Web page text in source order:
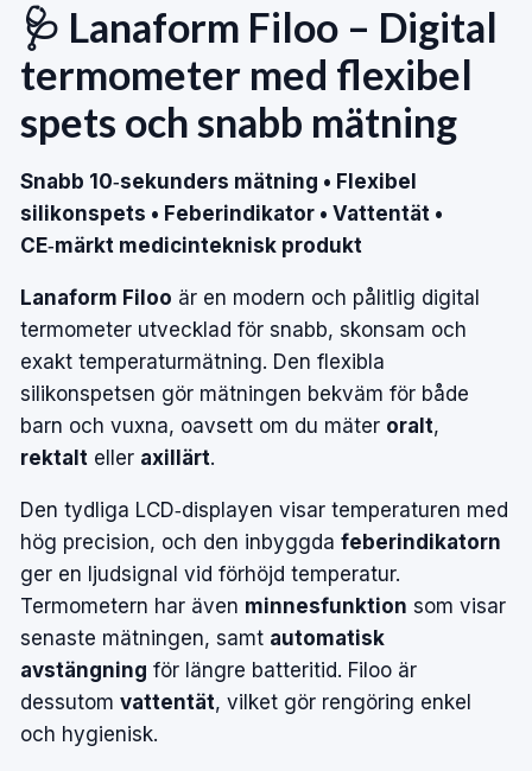
🩺 Lanaform Filoo – Digital
termometer med flexibel
spets och snabb mätning
Snabb 10‑sekunders mätning • Flexibel
silikonspets • Feberindikator • Vattentät •
CE‑märkt medicinteknisk produkt
Lanaform Filoo är en modern och pålitlig digital
termometer utvecklad för snabb, skonsam och
exakt temperaturmätning. Den flexibla
silikonspetsen gör mätningen bekväm för både
barn och vuxna, oavsett om du mäter oralt,
rektalt eller axillärt.
Den tydliga LCD‑displayen visar temperaturen med
hög precision, och den inbyggda feberindikatorn
ger en ljudsignal vid förhöjd temperatur.
Termometern har även minnesfunktion som visar
senaste mätningen, samt automatisk
avstängning för längre batteritid. Filoo är
dessutom vattentät, vilket gör rengöring enkel
och hygienisk.